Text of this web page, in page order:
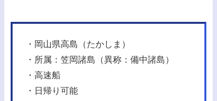
・岡山県高島（たかしま）
・所属：笠岡諸島（異称：備中諸島）
・高速船
・日帰り可能